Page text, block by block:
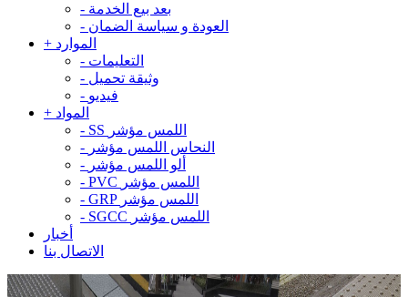
- بعد بيع الخدمة
- العودة و سياسة الضمان
+ الموارد
- التعليمات
- وثيقة تحميل
- فيديو
+ المواد
-
SS اللمس مؤشر
- النحاس اللمس مؤشر
- ألو اللمس مؤشر
-
PVC اللمس مؤشر
-
GRP اللمس مؤشر
-
SGCC اللمس مؤشر
أخبار
الاتصال بنا